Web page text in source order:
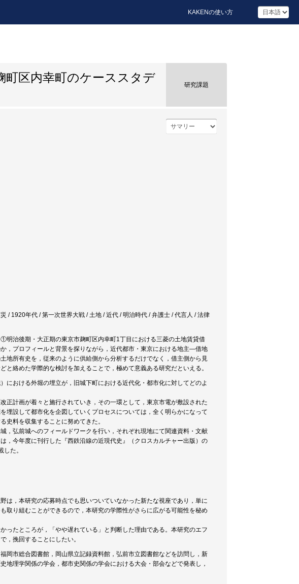
KAKENの使い方
区内幸町のケーススタデ
研究課題
/ 1920年代 / 第一次世界大戦 / 土地 / 近代 / 明治時代 / 弁護士 / 代言人 / 法律
治後期・大正期の東京市麹町区内幸町1丁目における三菱の土地賃貸借
，プロフィールと背景を探りながら，近代都市・東京における地主―借地
地所有史を，従来のように供給側から分析するだけでなく，借主側から見
絡めた学際的な検討を加えることで，極めて意義ある研究だといえる。
における外堀の埋立が，旧城下町における近代化・都市化に対してどのよ
正計画が着々と施行されていき，その一環として，東京市電が敷設された
埋設して都市化を企図していくプロセスについては，全く明らかになって
史料を収集することに努めてきた。
，弘前城へのフィールドワークを行い，それぞれ現地にて関連資料・文献
，今年度に刊行した『西鉄沿線の近現代史』（クロスカルチャー出版）の
た。
は，本研究の応募時点でも思いついていなかった新たな視座であり，単に
取り組むことができるので，本研究の学際性がさらに広がる可能性を秘め
ったところが，「やや遅れている」と判断した理由である。本研究のエフ
，挽回することにしたい。
岡市総合図書館，岡山県立記録資料館，弘前市立図書館などを訪問し，新
理学関係の学会，都市史関係の学会における大会・部会などで発表し，